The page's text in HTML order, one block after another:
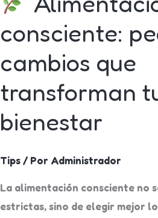
consciente:
cambios que
transforman
bienestar
Tips/ Por Administrador
La alimentación consciente no
estrictas, sino de elegir mejor